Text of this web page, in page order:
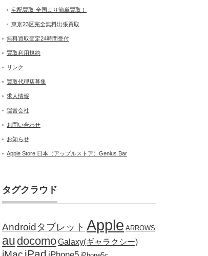
宅配買取-全国より簡単買取！
東京23区完全無料出張買取
無料買取査定24時間受付
買取利用規約
リンク
買取代理店募集
求人情報
運営会社
お問い合わせ
お知らせ
Apple Store 日本（アップルストア）Genius Bar
タグクラウド
Androidタブレット Apple ARROWS
au docomoGalaxy(ギャラクシー)